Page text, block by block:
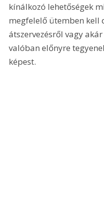
kínálkozó lehetőségek
megfelelő ütemben kell
átszervezésről vagy
valóban előnyre
képest.